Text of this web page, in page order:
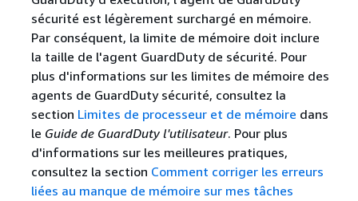
sécurité est légèrement surchargé en mémoire.
Par conséquent, la limite de mémoire doit inclure
la taille de l'agent GuardDuty de sécurité. Pour
plus d'informations sur les limites de mémoire des
agents de GuardDuty sécurité, consultez la
section Limites de processeur et de mémoire dans
le Guide de GuardDuty l'utilisateur. Pour plus
d'informations sur les meilleures pratiques,
consultez la section Comment corriger les erreurs
liées au manque de mémoire sur mes tâches